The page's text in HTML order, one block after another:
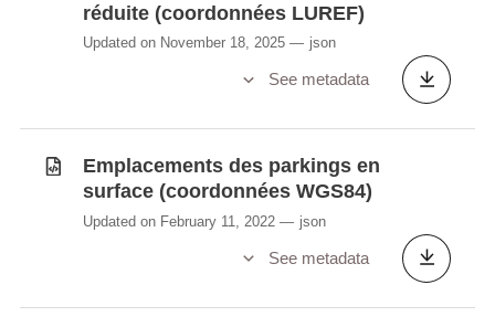
réduite (coordonnées LUREF)
Updated on November 18, 2025 json
See metadata
Emplacements des parkings en
surface (coordonnées WGS84)
Updated on February 11, 2022 json
See metadata